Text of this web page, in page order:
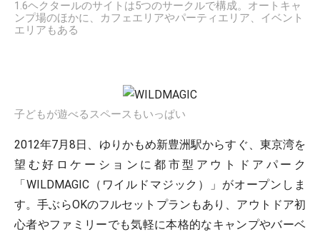
1.6ヘクタールのサイトは5つのサークルで構成。オートキャ
ンプ場のほかに、カフェエリアやパーティエリア、イベント
エリアもある
子どもが遊べるスペースもいっぱい
2012年7月8日、ゆりかもめ新豊洲駅からすぐ、東京湾を
望む好ロケーションに都市型アウトドアパーク
「WILDMAGIC（ワイルドマジック）」がオープンしま
す。手ぶらOKのフルセットプランもあり、アウトドア初
心者やファミリーでも気軽に本格的なキャンプやバーベ